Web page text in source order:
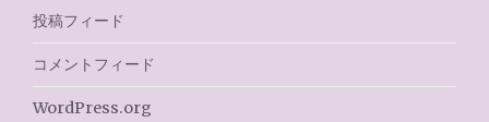
投稿フィード
コメントフィード
WordPress.org